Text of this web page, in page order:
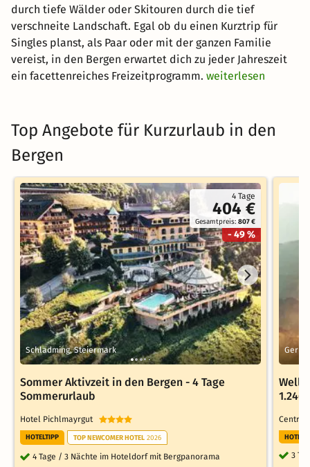
durch tiefe Wälder oder Skitouren durch die tief
verschneite Landschaft. Egal ob du einen Kurztrip für
Singles planst, als Paar oder mit der ganzen Familie
vereist, in den Bergen erwartet dich zu jeder Jahreszeit
ein facettenreiches Freizeitprogramm. weiterlesen
Top Angebote für Kurzurlaub in den
Bergen
4 Tage
404 €
Gesamtpreis:807 €
- 49 %
Schladming, Steiermark
Sommer Aktivzeit in den Bergen - 4 Tage
Sommerurlaub
Hotel Pichlmayrgut
HOTELTIPP TOP NEWCOMER HOTEL 2026
4 Tage / 3 Nächte im Hoteldorf mit Bergpanorama
1.246
3